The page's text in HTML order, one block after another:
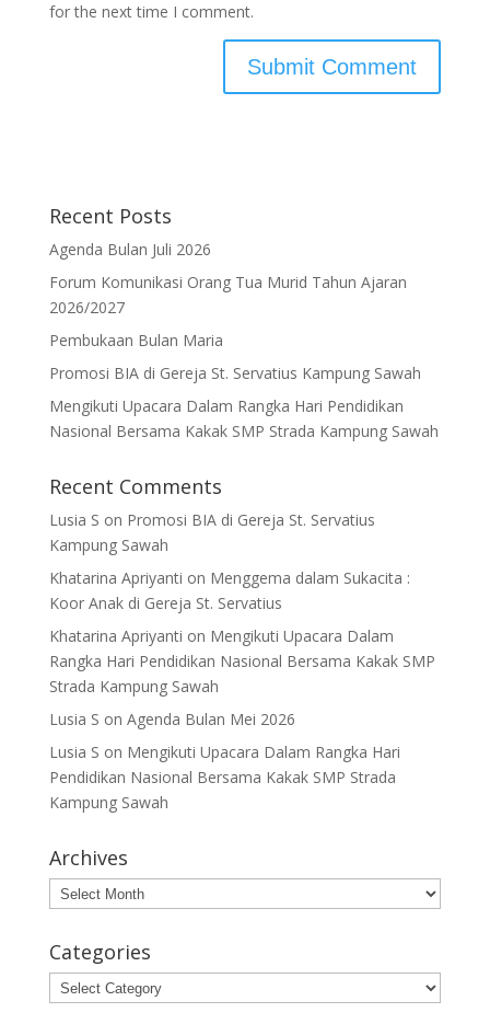
for the next time I comment.
Recent Posts
Agenda Bulan Juli 2026
Forum Komunikasi Orang Tua Murid Tahun Ajaran
2026/2027
Pembukaan Bulan Maria
Promosi BIA di Gereja St. Servatius Kampung Sawah
Mengikuti Upacara Dalam Rangka Hari Pendidikan
Nasional Bersama Kakak SMP Strada Kampung Sawah
Recent Comments
Lusia S on Promosi BIA di Gereja St. Servatius
Kampung Sawah
Khatarina Apriyanti on Menggema dalam Sukacita :
Koor Anak di Gereja St. Servatius
Khatarina Apriyanti on Mengikuti Upacara Dalam
Rangka Hari Pendidikan Nasional Bersama Kakak SMP
Strada Kampung Sawah
Lusia S on Agenda Bulan Mei 2026
Lusia S on Mengikuti Upacara Dalam Rangka Hari
Pendidikan Nasional Bersama Kakak SMP Strada
Kampung Sawah
Archives
Archives
Categories
Categories